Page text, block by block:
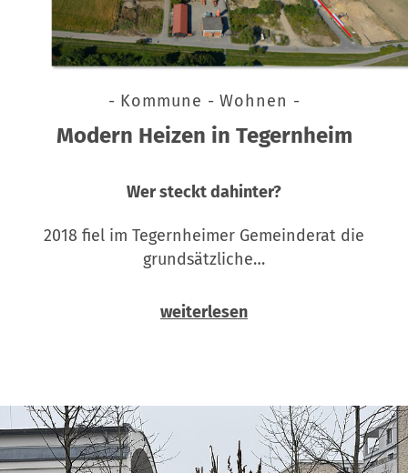
- Kommune - Wohnen -
Modern Heizen in Tegernheim
Wer steckt dahinter?
2018 fiel im Tegernheimer Gemeinderat die
grundsätzliche…
weiterlesen